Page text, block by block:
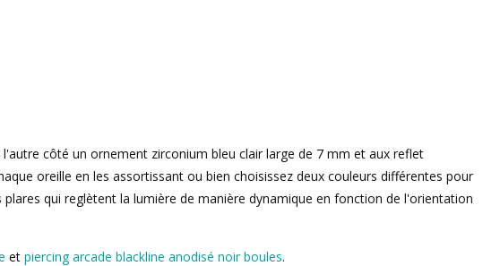
côté un ornement zirconium bleu clair large de 7 mm et aux reflet
oreille en les assortissant ou bien choisissez deux couleurs différentes pour
qui reglètent la lumière de manière dynamique en fonction de l'orientation
et piercing arcade blackline anodisé noir boules.